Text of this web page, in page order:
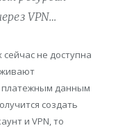
VPN…
не доступна
платежным данным
создать
и VPN, то